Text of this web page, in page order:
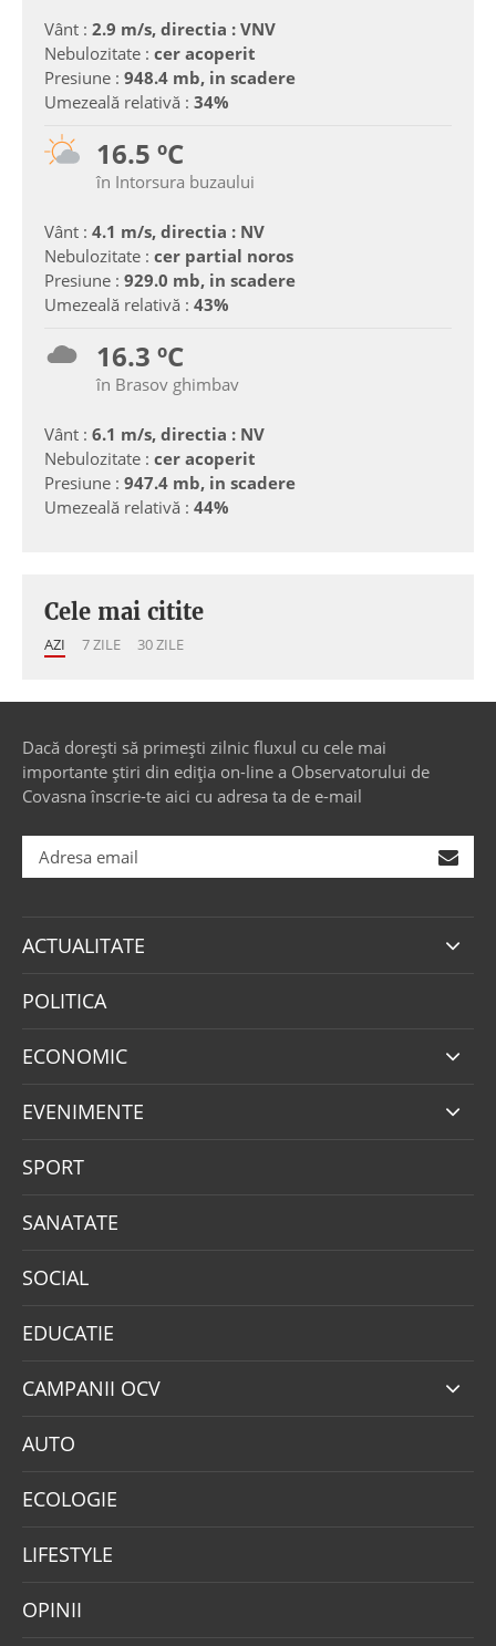
Vânt : 2.9 m/s, directia : VNV
Nebulozitate : cer acoperit
Presiune : 948.4 mb, in scadere
Umezeală relativă : 34%
16.5 ºC
în Intorsura buzaului
Vânt : 4.1 m/s, directia : NV
Nebulozitate : cer partial noros
Presiune : 929.0 mb, in scadere
Umezeală relativă : 43%
16.3 ºC
în Brasov ghimbav
Vânt : 6.1 m/s, directia : NV
Nebulozitate : cer acoperit
Presiune : 947.4 mb, in scadere
Umezeală relativă : 44%
Cele mai citite
AZI 7 ZILE 30 ZILE
Dacă dorești să primești zilnic fluxul cu cele mai
importante știri din ediția on-line a Observatorului de
Covasna înscrie-te aici cu adresa ta de e-mail
ACTUALITATE
POLITICA
ECONOMIC
EVENIMENTE
SPORT
SANATATE
SOCIAL
EDUCATIE
CAMPANII OCV
AUTO
ECOLOGIE
LIFESTYLE
OPINII